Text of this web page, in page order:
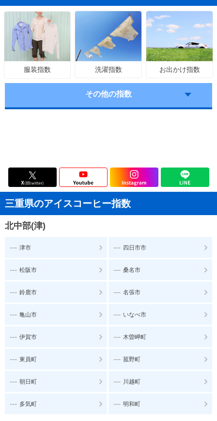
服装指数 洗濯指数 お出かけ指数
その他の指数
三重県のアイスコーヒー指数
北中部(津)
--- 津市 --- 四日市市
--- 松阪市 --- 桑名市
--- 鈴鹿市 --- 名張市
--- 亀山市 --- いなべ市
--- 伊賀市 --- 木曽岬町
--- 東員町 --- 菰野町
--- 朝日町 --- 川越町
--- 多気町 --- 明和町